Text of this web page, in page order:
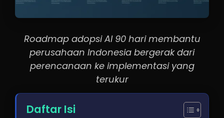
Roadmap adopsi AI 90 hari membantu
perusahaan Indonesia bergerak dari
perencanaan ke implementasi yang
terukur
Daftar Isi